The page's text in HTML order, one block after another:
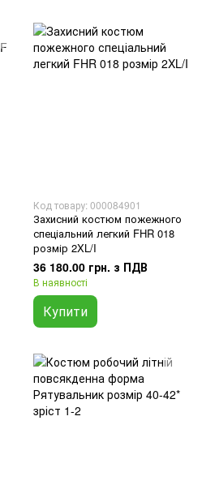
Код товару: 000084901
Захисний костюм пожежного
спеціальний легкий FHR 018
розмір 2XL/I
36 180.00 грн. з ПДВ
В наявності
Купити